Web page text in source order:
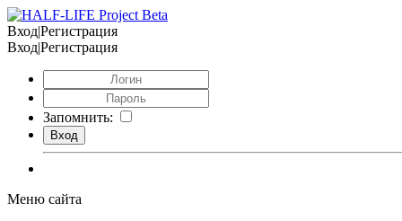
Вход|Регистрация
Вход|Регистрация
Запомнить:
Меню сайта